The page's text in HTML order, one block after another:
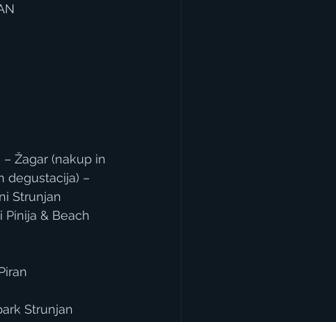
Žagar (nakup in
degustacija) –
Strunjan
Pinija & Beach
Strunjan